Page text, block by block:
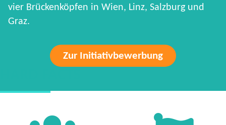
vier Brückenköpfen in Wien, Linz, Salzburg und
Graz.
Zur Initiativbewerbung